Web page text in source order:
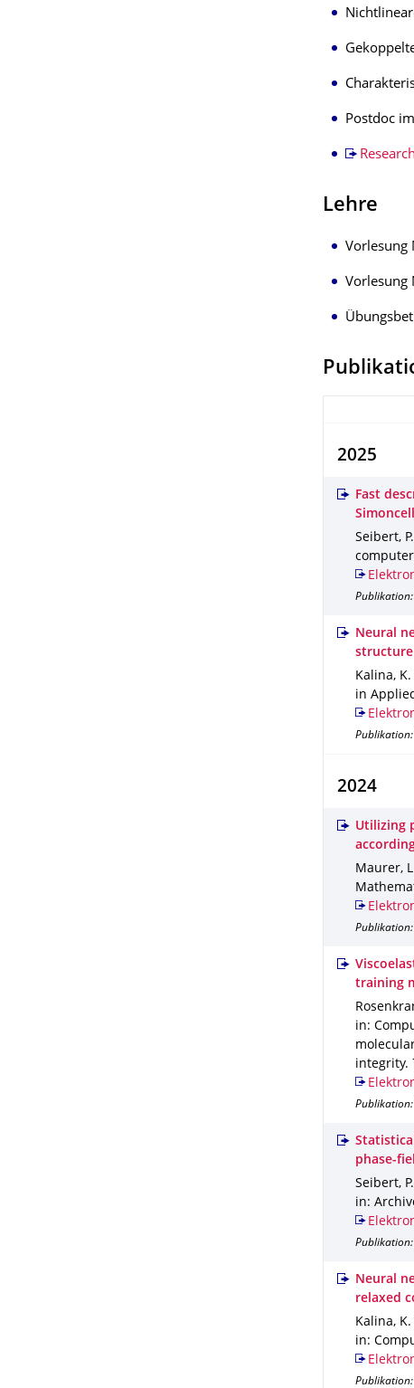
Postdoc
Lehre
Vorlesung
Vorlesung
2025
Fast
Seibert,
Publikation:
Neural
Kalina,
in
Publikation:
2024
Utilizing
Maurer,
Publikation:
training
in:
integrity.
Publikation:
phase-
Seibert,
in:
Publikation:
Neural
relaxed
Kalina,
in:
Publikation: